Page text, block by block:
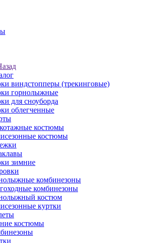
виндстопперы (трекинговые)
горнолыжные
для сноуборда
облегченные
костюмы
костюмы
зимние
комбинезоны
комбинезоны
костюм
куртки
костюмы